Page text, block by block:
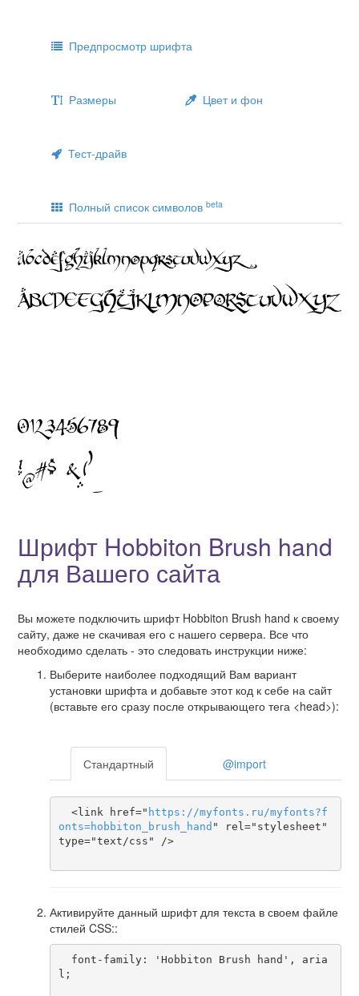
Предпросмотр шрифта
Размеры Цвет и фон
Тест-драйв
Полный список символов beta
Шрифт Hobbiton Brush hand
для Вашего сайта
Вы можете подключить шрифт Hobbiton Brush hand к своему
сайту, даже не скачивая его с нашего сервера. Все что
необходимо сделать - это следовать инструкции ниже:
Выберите наиболее подходящий Вам вариант
установки шрифта и добавьте этот код к себе на сайт
(вставьте его сразу после открывающего тега <head>):
Стандартный @import
  <link href="
https ://myfonts . ru /myfonts?f
onts=hobbiton_brush_hand " rel="stylesheet"
type="text/css" />
Активируйте данный шрифт для текста в своем файле
стилей CSS::
l;